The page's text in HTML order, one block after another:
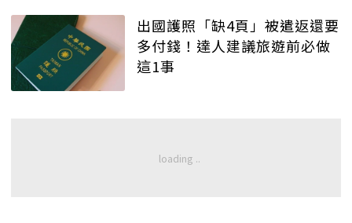
出國護照「缺4頁」被遣返還要
多付錢！達人建議旅遊前必做
這1事